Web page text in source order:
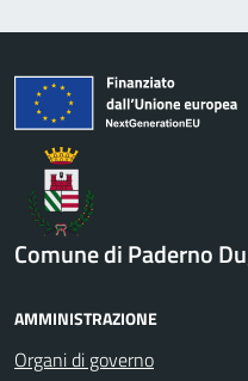
Comune di Paderno
AMMINISTRAZIONE
Organi di governo